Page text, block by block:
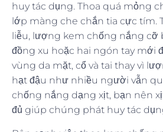
huy tác dụng. Thoa quá mỏng
lớp màng che chắn tia cực tím.
liễu, lượng kem chống nắng cỡ
đồng xu hoặc hai ngón tay mới
vùng da mặt, cổ và tai thay vì
hạt đậu như nhiều người vẫn
chống nắng dạng xịt, bạn nên
đủ giúp chúng phát huy tác